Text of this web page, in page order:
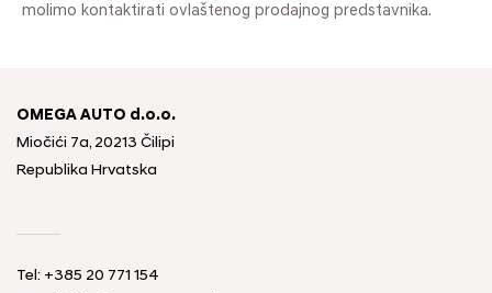
molimo kontaktirati ovlaštenog prodajnog predstavnika.
OMEGA AUTO d.o.o.
Miočići 7a, 20213 Čilipi
Republika Hrvatska
Tel: +385 20 771 154